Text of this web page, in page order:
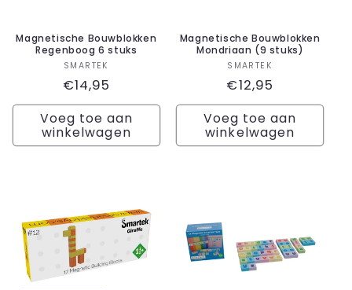
Magnetische Bouwblokken
Regenboog 6 stuks
Verkoper:
SMARTEK
Normale
prijs
€14,95
Voeg toe aan
winkelwagen
Magnetische Bouwblokken
Mondriaan (9 stuks)
Verkoper:
SMARTEK
Normale
prijs
€12,95
Voeg toe aan
winkelwagen